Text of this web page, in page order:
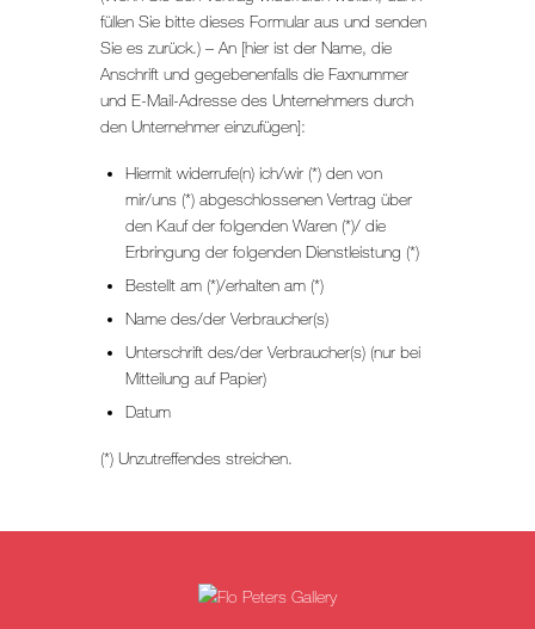
füllen Sie bitte dieses Formular aus und senden
Sie es zurück.) – An [hier ist der Name, die
Anschrift und gegebenenfalls die Faxnummer
und E-Mail-Adresse des Unternehmers durch
den Unternehmer einzufügen]:
Hiermit widerrufe(n) ich/wir (*) den von
mir/uns (*) abgeschlossenen Vertrag über
den Kauf der folgenden Waren (*)/ die
Erbringung der folgenden Dienstleistung (*)
Bestellt am (*)/erhalten am (*)
Name des/der Verbraucher(s)
Unterschrift des/der Verbraucher(s) (nur bei
Mitteilung auf Papier)
Datum
(*) Unzutreffendes streichen.